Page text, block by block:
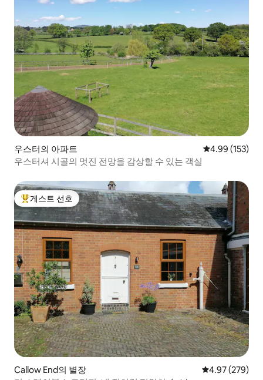
우스터의 아파트 평점 4.99점(5
4.99 (153)
우스터셔 시골의 멋진 전망을 감상할 수 있는 객실
상위 게스트 선호
게스트 선호
Callow End의 별장 평점 4.97점(5
4.97 (279)